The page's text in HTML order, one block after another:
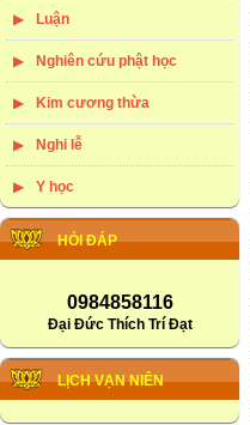
Luận
Nghiên cứu phật học
Kim cương thừa
Nghi lễ
Y học
HỎI ĐÁP
0984858116
Đại Đức Thích Trí Đạt
LỊCH VẠN NIÊN